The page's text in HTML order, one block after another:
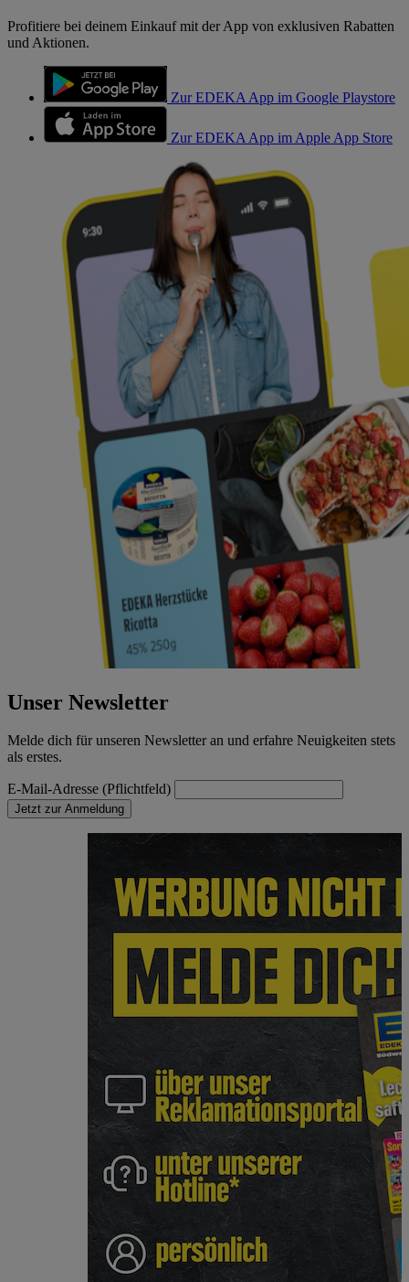
Profitiere bei deinem Einkauf mit der App von exklusiven Rabatten
und Aktionen.
Zur EDEKA App im Google Playstore
Zur EDEKA App im Apple App Store
Unser Newsletter
Melde dich für unseren Newsletter an und erfahre Neuigkeiten stets
als erstes.
E-Mail-Adresse (Pflichtfeld)
Jetzt zur Anmeldung